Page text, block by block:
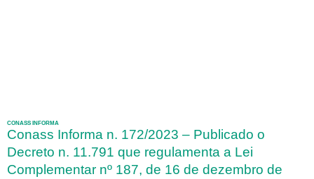
CONASS INFORMA
Conass Informa n. 172/2023 – Publicado o
Decreto n. 11.791 que regulamenta a Lei
Complementar nº 187, de 16 de dezembro de